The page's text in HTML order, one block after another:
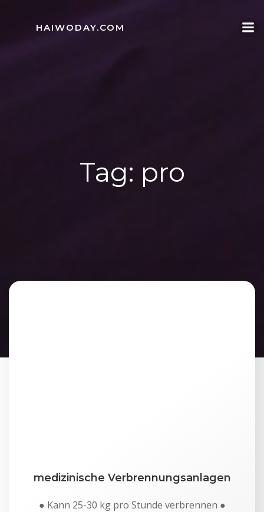
HAIWODAY.COM
Tag: pro
medizinische Verbrennungsanlagen
● Kann 25-30 kg pro Stunde verbrennen ●